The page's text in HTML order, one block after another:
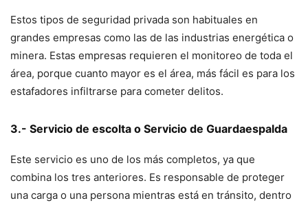
Estos tipos de seguridad privada son habituales en
grandes empresas como las de las industrias energética o
minera. Estas empresas requieren el monitoreo de toda el
área, porque cuanto mayor es el área, más fácil es para los
estafadores infiltrarse para cometer delitos.
3.- Servicio de escolta o Servicio de Guardaespalda
Este servicio es uno de los más completos, ya que
combina los tres anteriores. Es responsable de proteger
una carga o una persona mientras está en tránsito, dentro